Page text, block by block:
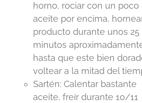
horno, rociar con un poco
aceite por encima,
producto durante unos 25
minutos
hasta que este bien
voltear a la mitad del
Sartén: Calentar bastante
aceite, freír durante 10/11